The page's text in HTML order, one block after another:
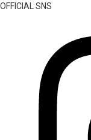
OFFICIAL SNS